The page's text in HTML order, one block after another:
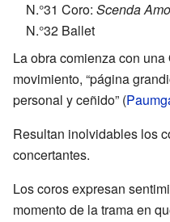
N.°31 Coro: Scenda
N.°32 Ballet
La obra comienza con
movimiento, “página
personal y ceñido” (
Resultan inolvidables los
concertantes.
Los coros expresan
momento de la trama en